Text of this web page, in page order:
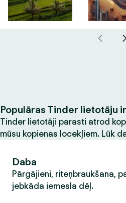
Populāras Tinder lietotāju
Tinder lietotāji parasti atrod
mūsu kopienas locekļiem. Lūk
Daba
Pārgājieni, riteņbraukšana,
jebkāda iemesla dēļ.